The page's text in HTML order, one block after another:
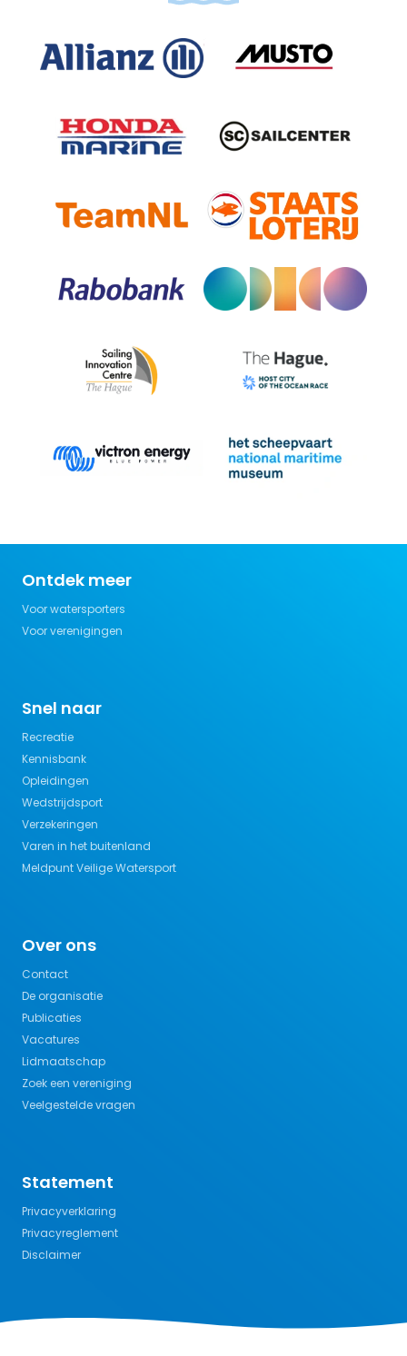
Ontdek meer
Voor watersporters
Voor verenigingen
Snel naar
Recreatie
Kennisbank
Opleidingen
Wedstrijdsport
Verzekeringen
Varen in het buitenland
Meldpunt Veilige Watersport
Over ons
Contact
De organisatie
Publicaties
Vacatures
Lidmaatschap
Zoek een vereniging
Veelgestelde vragen
Statement
Privacyverklaring
Privacyreglement
Disclaimer